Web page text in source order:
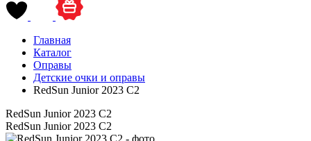
Главная
Каталог
Оправы
Детские очки и оправы
RedSun Junior 2023 C2
RedSun Junior 2023 C2
RedSun Junior 2023 C2